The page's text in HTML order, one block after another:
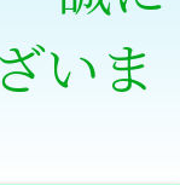
いま